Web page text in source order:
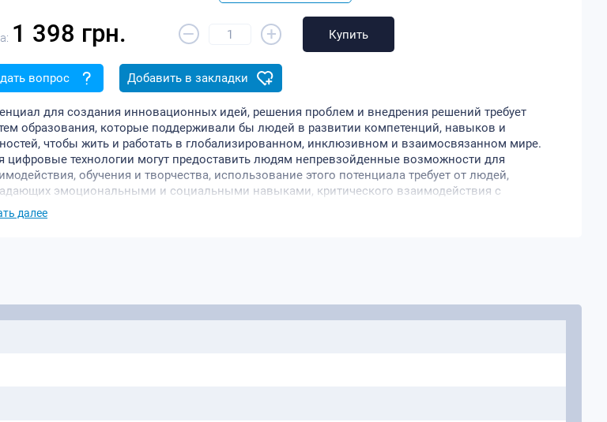
1 398 грн. – + Купить
вопрос Добавить в закладки
для создания инновационных идей, решения проблем и внедрения решений требует
образования, которые поддерживали бы людей в развитии компетенций, навыков и
чтобы жить и работать в глобализированном, инклюзивном и взаимосвязанном мире.
цифровые технологии могут предоставить людям непревзойденные возможности для
обучения и творчества, использование этого потенциала требует от людей,
эмоциональными и социальными навыками, критического взаимодействия с
язык для навыков 21-го века.
условиях обучения. Книга знакомит опытных и начинающих учителей, тренеров,
и политиков с развитием в этой все более важной области языкового образования.
далее